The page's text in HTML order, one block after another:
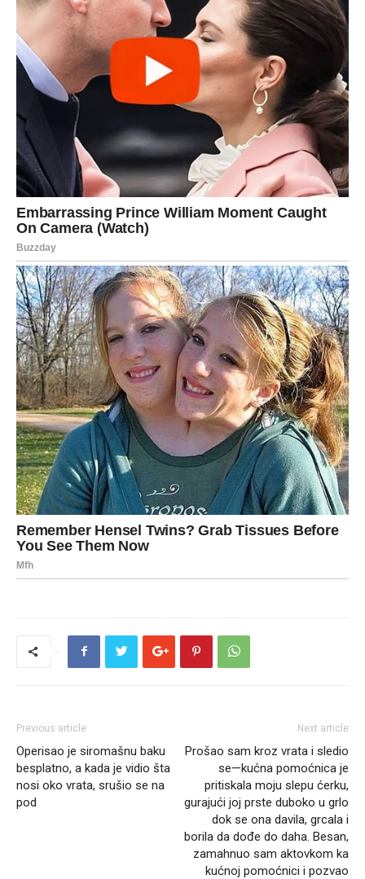
Previous article
Operisao je siromašnu baku
besplatno, a kada je vidio šta
nosi oko vrata, srušio se na
pod
Next article
Prošao sam kroz vrata i sledio
se—kućna pomoćnica je
pritiskala moju slepu ćerku,
gurajući joj prste duboko u grlo
dok se ona davila, grcala i
borila da dođe do daha. Besan,
zamahnuo sam aktovkom ka
kućnoj pomoćnici i pozvao